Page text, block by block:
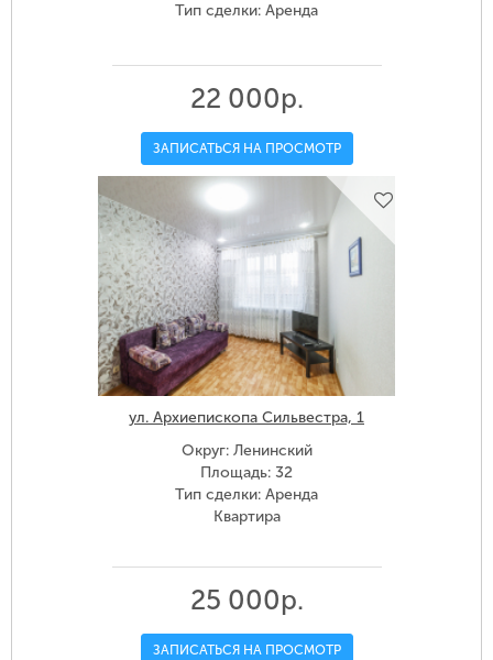
Тип сделки: Аренда
22 000р.
ЗАПИСАТЬСЯ НА ПРОСМОТР
ул. Архиепископа Сильвестра, 1
Округ: Ленинский
Площадь: 32
Тип сделки: Аренда
Квартира
25 000р.
ЗАПИСАТЬСЯ НА ПРОСМОТР